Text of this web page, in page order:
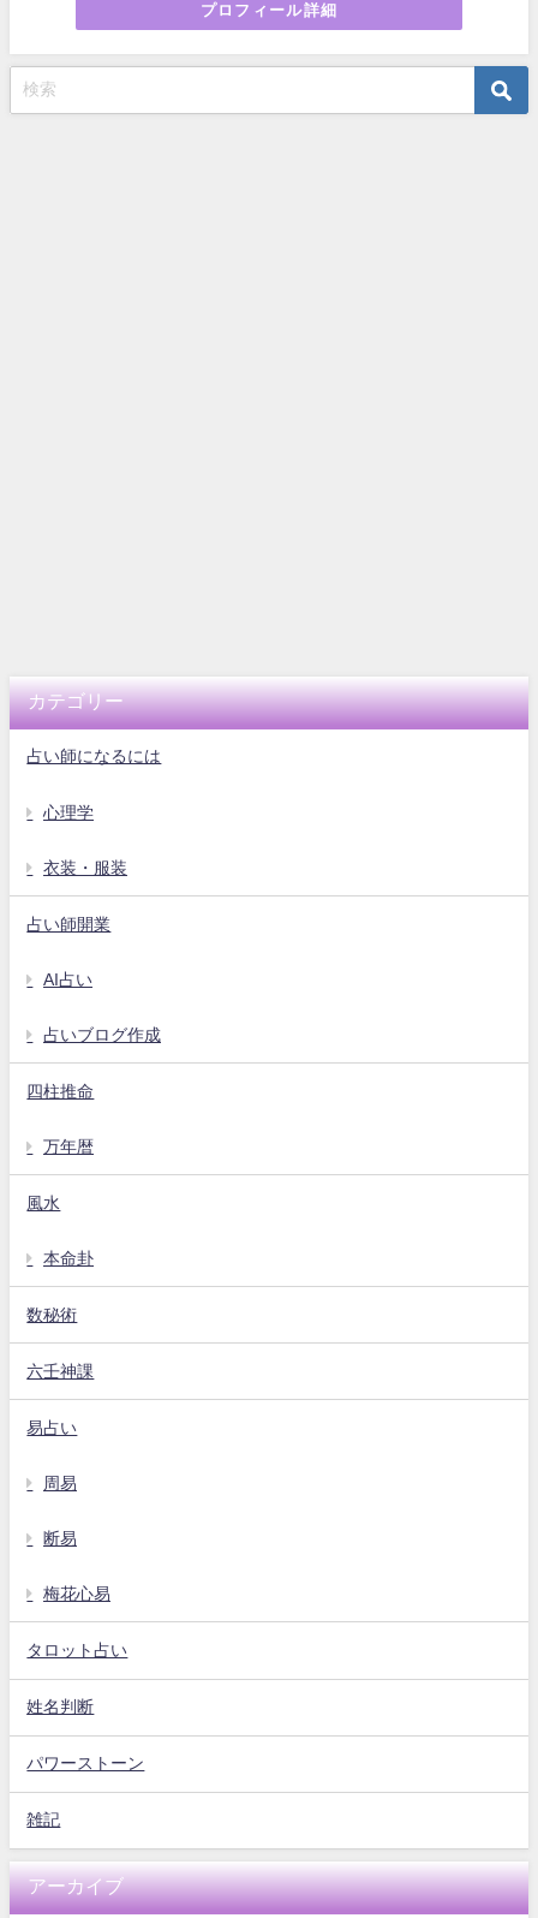
プロフィール詳細
カテゴリー
占い師になるには
心理学
衣装・服装
占い師開業
AI占い
占いブログ作成
四柱推命
万年暦
風水
本命卦
数秘術
六壬神課
易占い
周易
断易
梅花心易
タロット占い
姓名判断
パワーストーン
雑記
アーカイブ